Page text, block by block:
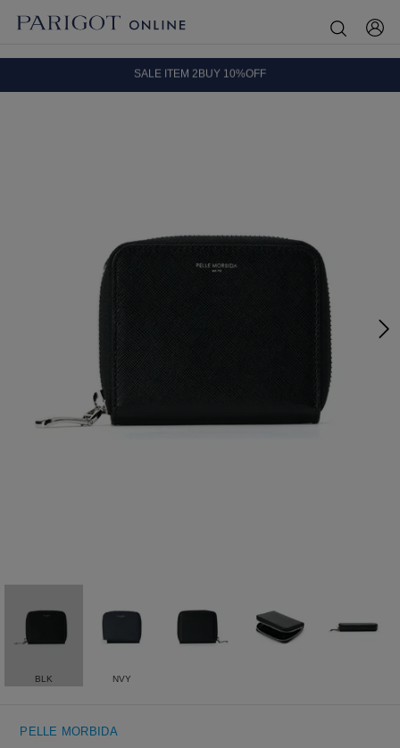
全国送料無料｜全品正規取扱
BLK NVY
PELLE MORBIDA